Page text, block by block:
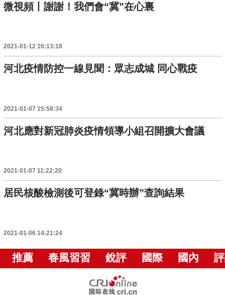
微視頻丨謝謝！我們會“冀”在心裏
2021-01-12 16:13:18
河北疫情防控一線見聞：眾志成城 同心戰疫
2021-01-07 15:58:34
河北應對新冠肺炎疫情領導小組召開擴大會議
2021-01-07 11:22:20
居民核酸檢測後可登錄“冀時辦”查詢結果
2021-01-06 14:21:24
推薦 春風習習 銳評 國際 國內